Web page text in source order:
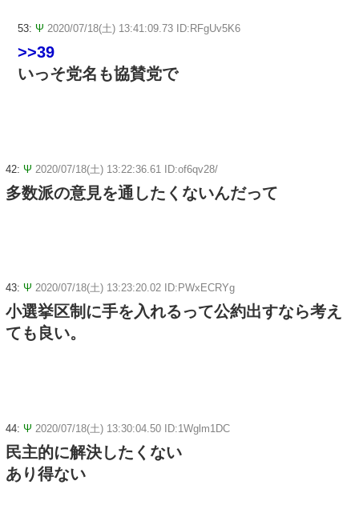
53: Ψ 2020/07/18(土) 13:41:09.73 ID:RFgUv5K6
>>39
いっそ党名も協賛党で
42: Ψ 2020/07/18(土) 13:22:36.61 ID:of6qv28/
多数派の意見を通したくないんだって
43: Ψ 2020/07/18(土) 13:23:20.02 ID:PWxECRYg
小選挙区制に手を入れるって公約出すなら考え
ても良い。
44: Ψ 2020/07/18(土) 13:30:04.50 ID:1Wglm1DC
民主的に解決したくない
あり得ない